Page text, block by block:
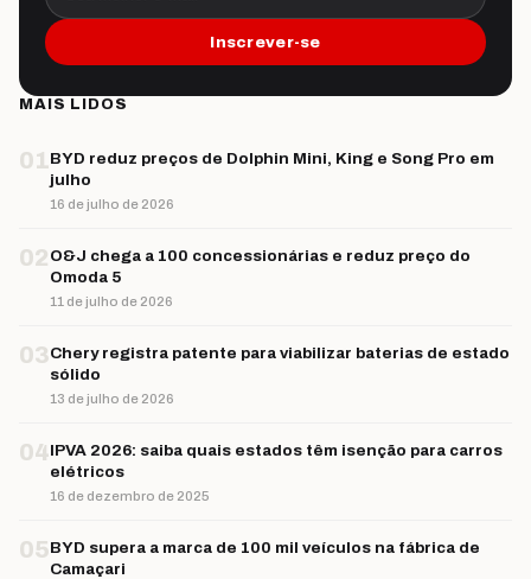
Inscrever-se
MAIS LIDOS
01BYD reduz preços de Dolphin Mini, King e Song Pro em
julho
16 de julho de 2026
02 O&J chega a 100 concessionárias e reduz preço do
Omoda 5
11 de julho de 2026
03Chery registra patente para viabilizar baterias de estado
sólido
13 de julho de 2026
04IPVA 2026: saiba quais estados têm isenção para carros
elétricos
16 de dezembro de 2025
05BYD supera a marca de 100 mil veículos na fábrica de
Camaçari